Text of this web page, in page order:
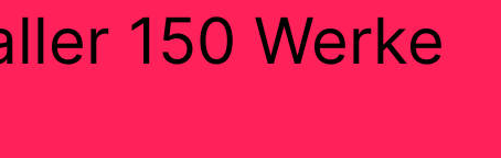
150 Werke